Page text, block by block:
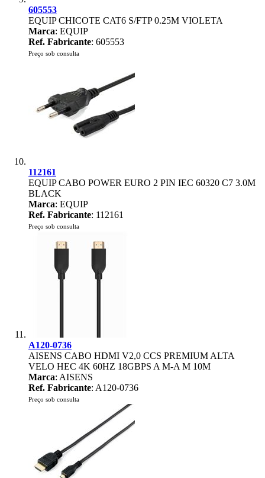
605553
EQUIP CHICOTE CAT6 S/FTP 0.25M VIOLETA
Marca: EQUIP
Ref. Fabricante: 605553
Preço sob consulta
112161
EQUIP CABO POWER EURO 2 PIN IEC 60320 C7 3.0M
BLACK
Marca: EQUIP
Ref. Fabricante: 112161
Preço sob consulta
A120-0736
AISENS CABO HDMI V2,0 CCS PREMIUM ALTA
VELO HEC 4K 60HZ 18GBPS A M-A M 10M
Marca: AISENS
Ref. Fabricante: A120-0736
Preço sob consulta